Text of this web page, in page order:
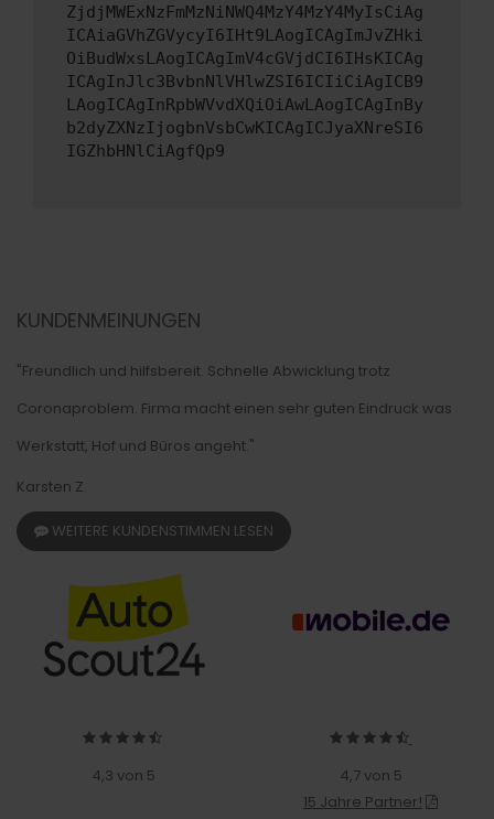
ZjdjMWExNzFmMzNiNWQ4MzY4MzY4MyIsCiAg
ICAiaGVhZGVycyI6IHt9LAogICAgImJvZHki
OiBudWxsLAogICAgImV4cGVjdCI6IHsKICAg
ICAgInJlc3BvbnNlVHlwZSI6ICIiCiAgICB9
LAogICAgInRpbWVvdXQiOiAwLAogICAgInBy
b2dyZXNzIjogbnVsbCwKICAgICJyaXNreSI6
IGZhbHNlCiAgfQp9
KUNDENMEINUNGEN
"Freundlich und hilfsbereit. Schnelle Abwicklung trotz
Coronaproblem. Firma macht einen sehr guten Eindruck was
Werkstatt, Hof und Büros angeht."
Karsten Z.
WEITERE KUNDENSTIMMEN LESEN
4,3 von 5
4,7 von 5
15 Jahre Partner!